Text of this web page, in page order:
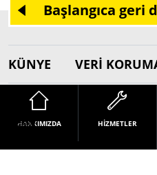
Başlangıca geri
KÜNYE VERI
© W&K Gesellschaft für
HAKKIMIZDA HIZMETLER